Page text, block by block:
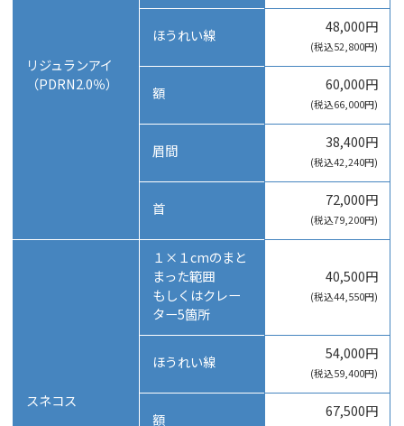
リジュランアイ
（PDRN2.0％）
ほうれい線 48,000円
(税込52,800円)
額 60,000円
(税込66,000円)
眉間 38,400円
(税込42,240円)
首 72,000円
(税込79,200円)
スネコス
１×１cmのまと
まった範囲
もしくはクレー
ター5箇所
40,500円
(税込44,550円)
ほうれい線 54,000円
(税込59,400円)
額 67,500円